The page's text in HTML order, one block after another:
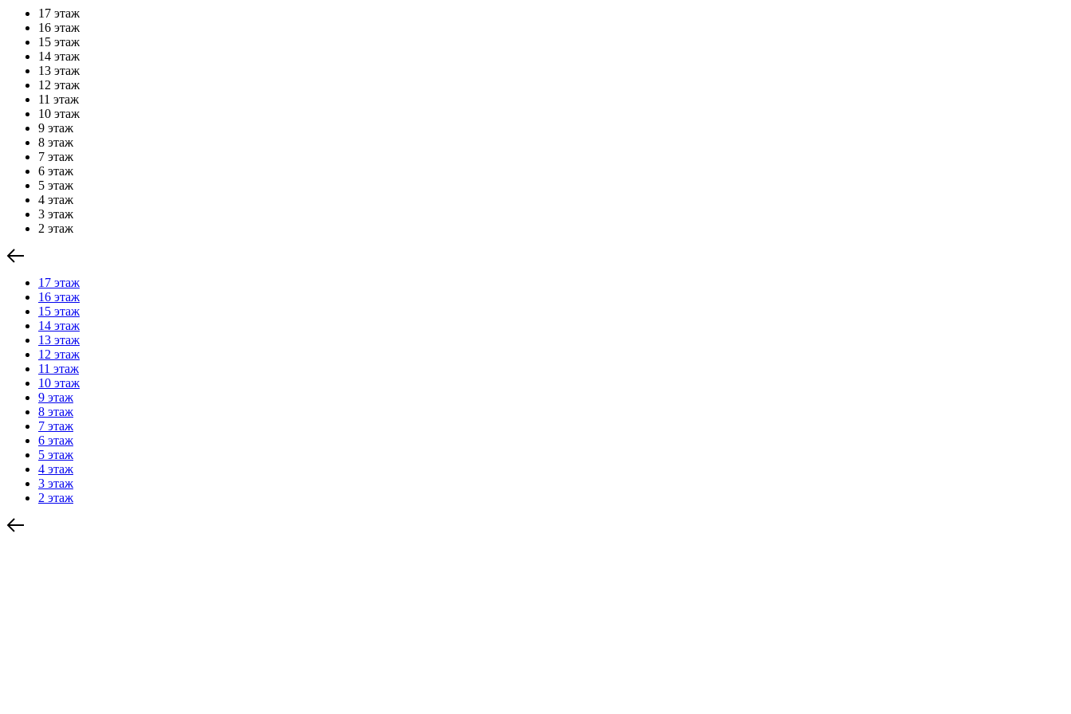
17 этаж
16 этаж
15 этаж
14 этаж
13 этаж
12 этаж
11 этаж
10 этаж
9 этаж
8 этаж
7 этаж
6 этаж
5 этаж
4 этаж
3 этаж
2 этаж
17 этаж
16 этаж
15 этаж
14 этаж
13 этаж
12 этаж
11 этаж
10 этаж
9 этаж
8 этаж
7 этаж
6 этаж
5 этаж
4 этаж
3 этаж
2 этаж